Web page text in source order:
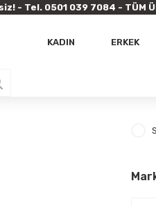
Tel. 0501 039 7084 - TÜM
KADIN ERKEK